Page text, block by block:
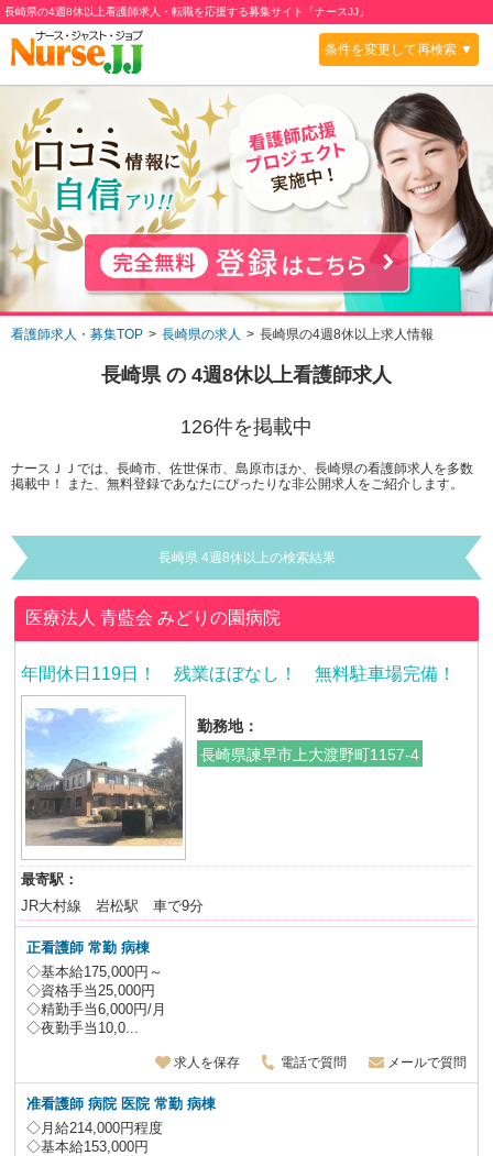
長崎県の4週8休以上看護師求人・転職を応援する募集サイト「ナースJJ」
条件を変更して再検索 ▼
看護師求人・募集TOP 長崎県の求人 長崎県の4週8休以上求人情報
長崎県の 4週8休以上看護師求人
126件を掲載中
ナースＪＪでは、長崎市、佐世保市、島原市ほか、長崎県の看護師求人を多数
掲載中！ また、無料登録であなたにぴったりな非公開求人をご紹介します。
長崎県 4週8休以上の検索結果
医療法人 青藍会みどりの園病院
年間休日119日！ 残業ほぼなし！ 無料駐車場完備！
勤務地：
長崎県諫早市上大渡野町1157-4
最寄駅：
JR大村線 岩松駅 車で9分
正看護師 常勤 病棟
◇基本給175,000円～
◇資格手当25,000円
◇精勤手当6,000円/月
◇夜勤手当10,0...
求人を保存 電話で質問 メールで質問
准看護師 病院 医院 常勤 病棟
◇月給214,000円程度
◇基本給153,000円